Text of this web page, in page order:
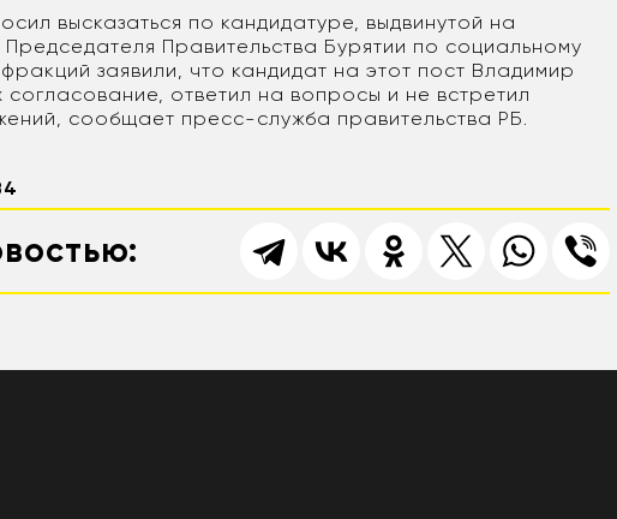
высказаться по кандидатуре, выдвинутой на
Председателя Правительства Бурятии по социальному
заявили, что кандидат на этот пост Владимир
ответил на вопросы и не встретил
сообщает пресс-служба правительства РБ.